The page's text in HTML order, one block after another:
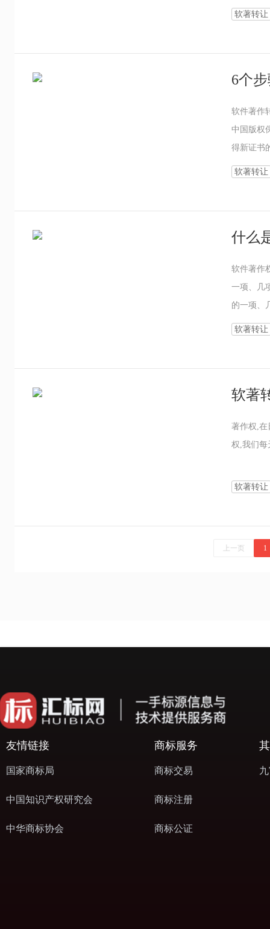
软著转让
软件著作
中国版权
得新证书
软著转让
什么
软件著作
一项、几
的一项、
偿、分别
软著转让
软著
著作权,在
权,我们每
软著转让
上一页 1
友情链接
国家商标局
中国知识产权研究会
中华商标协会
商标服务
商标交易
商标注册
商标公证